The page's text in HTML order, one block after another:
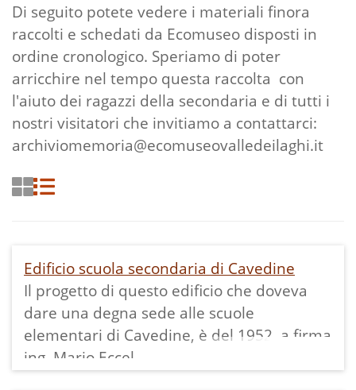
Di seguito potete vedere i materiali finora
raccolti e schedati da Ecomuseo disposti in
ordine cronologico. Speriamo di poter
arricchire nel tempo questa raccolta con
l'aiuto dei ragazzi della secondaria e di tutti i
nostri visitatori che invitiamo a contattarci:
archiviomemoria@ecomuseovalledeilaghi.it
Edificio scuola secondaria di Cavedine
Il progetto di questo edificio che doveva
dare una degna sede alle scuole
elementari di Cavedine, è del 1952, a firma
ing. Mario Eccel.